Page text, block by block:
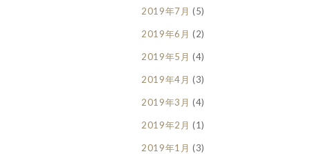
2019年7月 (5)
2019年6月 (2)
2019年5月 (4)
2019年4月 (3)
2019年3月 (4)
2019年2月 (1)
2019年1月 (3)